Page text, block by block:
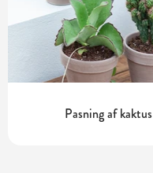
Pasning af kaktus